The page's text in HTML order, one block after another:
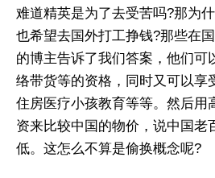
难道精英是为了去受苦吗?那为
也希望去国外打工挣钱?那些在
的博主告诉了我们答案，他们可
络带货等的资格，同时又可以享
住房医疗小孩教育等等。然后用
资来比较中国的物价，说中国老
低。这怎么不算是偷换概念呢?